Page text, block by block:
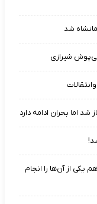
شد
شیرازی
یکی از آن‌ها را انجام